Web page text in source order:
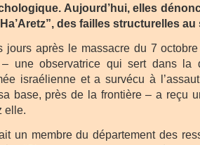
Aujourd’hui, elles
des failles structurelles au
jours après le massacre du 7
– une observatrice qui sert dans la
israélienne et a survécu à
base, près de la frontière – a reçu
elle.
un membre du département des